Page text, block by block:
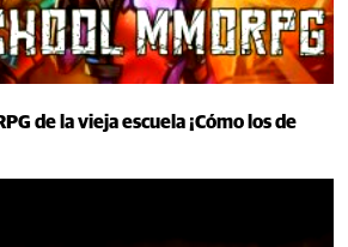
de la vieja escuela ¡Cómo los de